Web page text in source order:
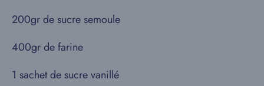
200gr de sucre semoule
400gr de farine
1 sachet de sucre vanillé